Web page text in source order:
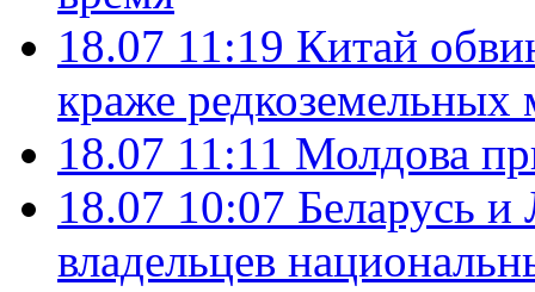
18.07 11:19 Китай
краже редкоземельных
18.07 11:11 Молдова
18.07 10:07 Беларусь
владельцев